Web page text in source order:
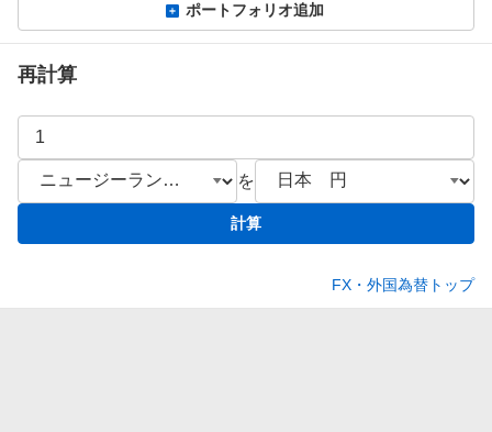
ポートフォリオ追加
再計算
を
計算
FX・外国為替トップ